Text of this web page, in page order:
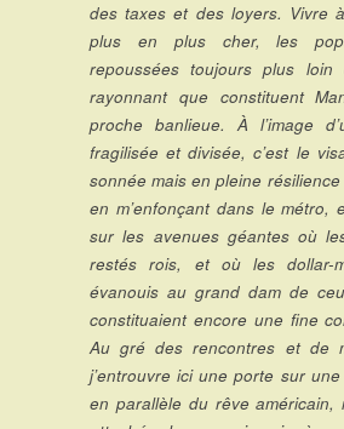
des taxes et des loyers. Vivre
plus en plus cher, les
repoussées toujours plus loin
rayonnant que constituent
proche banlieue. À l’image
fragilisée et divisée, c’est le
sonnée mais en pleine résilience
en m’enfonçant dans le métro,
sur les avenues géantes où
restés rois, et où les dollar-
évanouis au grand dam de
constituaient encore une fine
Au gré des rencontres et de
j’entrouvre ici une porte sur
en parallèle du rêve américain,